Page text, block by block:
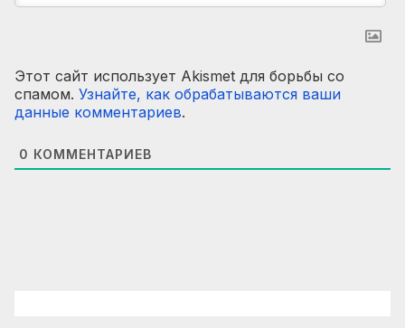
Этот сайт использует Akismet для борьбы со
спамом. Узнайте, как обрабатываются ваши
данные комментариев.
0 КОММЕНТАРИЕВ